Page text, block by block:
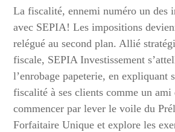
La fiscalité, ennemi numéro un des
avec SEPIA! Les impositions
relégué au second plan. Allié
fiscale, SEPIA Investissement
l’enrobage papeterie, en expliquant
fiscalité à ses clients comme un
commencer par lever le voile du
Forfaitaire Unique et explore les